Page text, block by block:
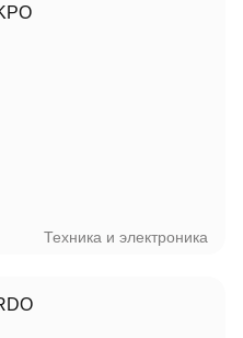
Техника и электроника